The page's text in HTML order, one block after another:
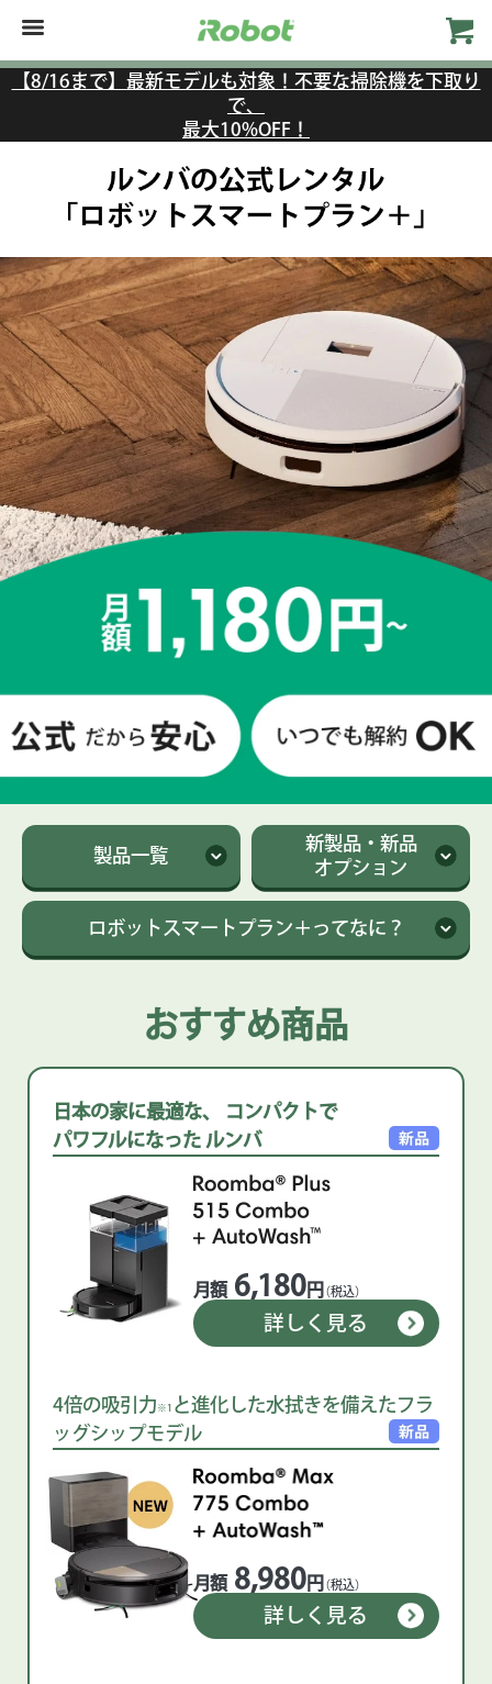
【8/16まで】最新モデルも対象！不要な掃除機を下取り
で、
最大10%OFF！
製品一覧
新製品・新品
オプション
ロボットスマートプラン＋ ってなに？
おすすめ商品
日本の家に最適な、 コンパクトで
パワフルになった ルンバ
月額 6,180円 （税込）
詳しく見る
4倍の吸引力 ※1 と進化した水拭きを備えたフラ
ッグシップモデル
月額 8,980円 （税込）
詳しく見る